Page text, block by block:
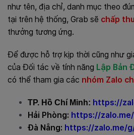
như tên, địa chỉ, danh mục theo
tại trên hệ thống, Grab sẽ chấp
thưởng tương ứng.
Để được hỗ trợ kịp thời cũng như
của Đối tác về tính năng Lập Bản
có thể tham gia các nhóm Zalo
TP. Hồ Chí Minh: https://
Hải Phòng: https://
Đà Nẵng: https://zalo.me/